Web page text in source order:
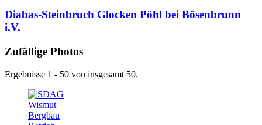
Diabas-Steinbruch Glocken Pöhl bei Bösenbrunn
i.V.
Zufällige Photos
Ergebnisse 1 - 50 von insgesamt 50.